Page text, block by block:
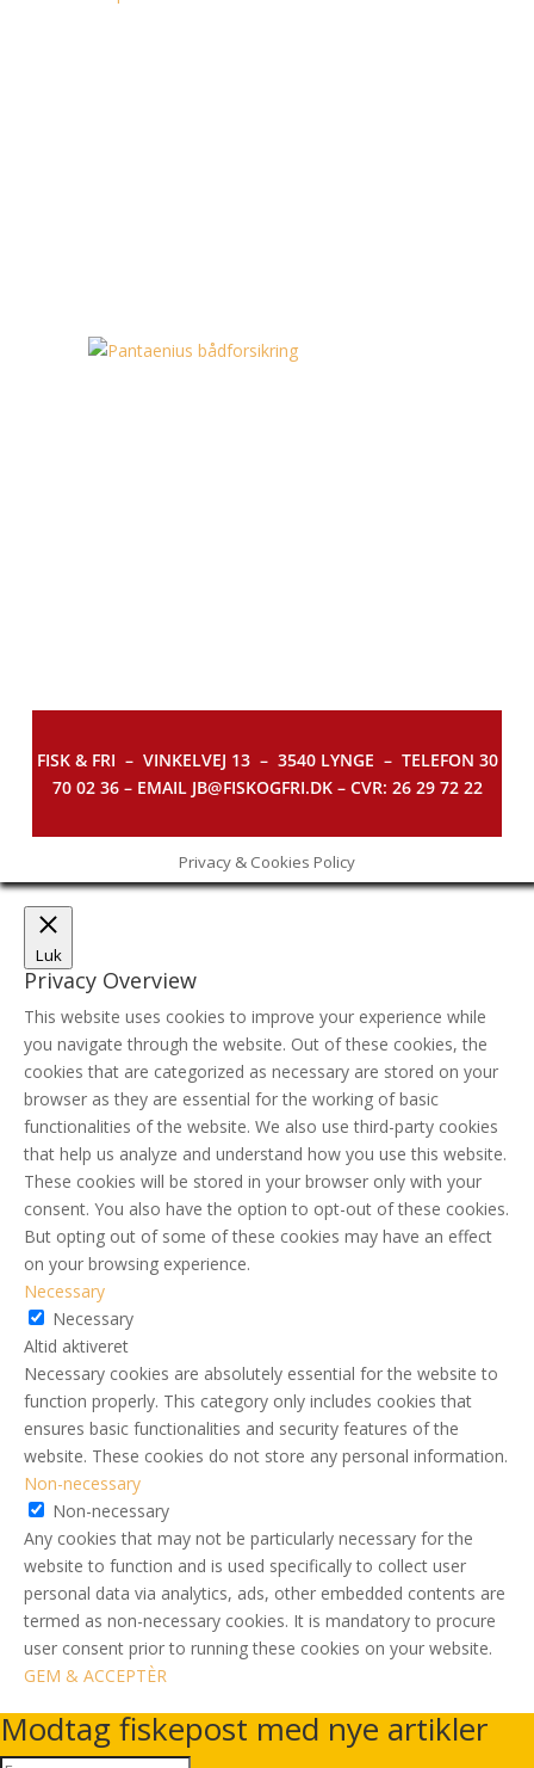
FISK & FRI – VINKELVEJ 13 – 3540 LYNGE – TELEFON 30
70 02 36 – EMAIL JB@FISKOGFRI.DK – CVR: 26 29 72 22
Privacy & Cookies Policy
Luk
Privacy Overview
This website uses cookies to improve your experience while
you navigate through the website. Out of these cookies, the
cookies that are categorized as necessary are stored on your
browser as they are essential for the working of basic
functionalities of the website. We also use third-party cookies
that help us analyze and understand how you use this website.
These cookies will be stored in your browser only with your
consent. You also have the option to opt-out of these cookies.
But opting out of some of these cookies may have an effect
on your browsing experience.
Necessary
Necessary
Altid aktiveret
Necessary cookies are absolutely essential for the website to
function properly. This category only includes cookies that
ensures basic functionalities and security features of the
website. These cookies do not store any personal information.
Non-necessary
Non-necessary
Any cookies that may not be particularly necessary for the
website to function and is used specifically to collect user
personal data via analytics, ads, other embedded contents are
termed as non-necessary cookies. It is mandatory to procure
user consent prior to running these cookies on your website.
GEM & ACCEPTÈR
Modtag fiskepost med nye artikler